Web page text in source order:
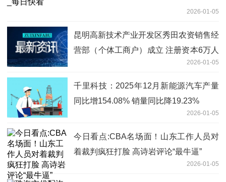
2026-01-05
昆明高新技术产业开发区秀田农资销售经
营部（个体工商户）成立 注册资本6万人
2026-01-05
千里科技：2025年12月新能源汽车产量
同比增154.08% 销量同比降19.23%
2026-01-05
今日看点:CBA名场面！山东工作人员对
着裁判疯狂打脸 高诗岩评论“最牛逼”
2026-01-05